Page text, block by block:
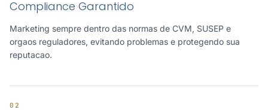
Compliance Garantido
Marketing sempre dentro das normas de CVM, SUSEP e
orgaos reguladores, evitando problemas e protegendo sua
reputacao.
02